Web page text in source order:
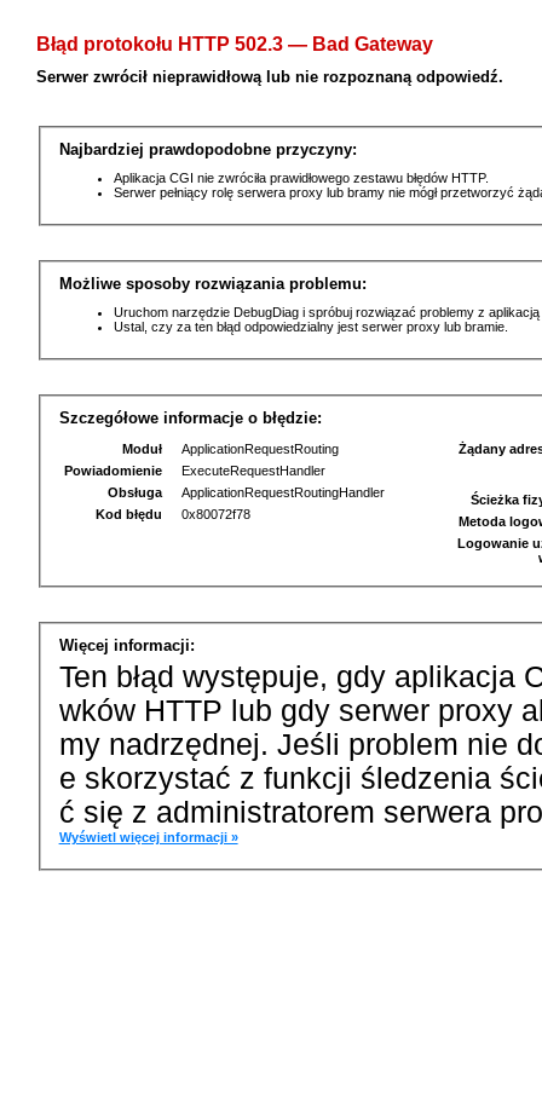
Błąd protokołu HTTP 502.3 — Bad Gateway
Serwer zwrócił nieprawidłową lub nie rozpoznaną odpowiedź.
Najbardziej prawdopodobne przyczyny:
Aplikacja CGI nie zwróciła prawidłowego zestawu błędów HTTP.
Serwer pełniący rolę serwera proxy lub bramy nie mógł przetworzyć
Możliwe sposoby rozwiązania problemu:
Uruchom narzędzie DebugDiag i spróbuj rozwiązać problemy z
Ustal, czy za ten błąd odpowiedzialny jest serwer proxy lub bramie.
Szczegółowe informacje o błędzie:
Moduł
ApplicationRequestRouting
Powiadomienie
ExecuteRequestHandler
Obsługa
ApplicationRequestRoutingHandler
Kod błędu
0x80072f78
Żądany
Ścieżka
Metoda
Logowanie
Więcej informacji:
Ten błąd występuje, gdy aplikacja
wków HTTP lub gdy serwer proxy
my nadrzędnej. Jeśli problem nie
e skorzystać z funkcji śledzenia
ć się z administratorem serwera
Wyświetl więcej informacji »